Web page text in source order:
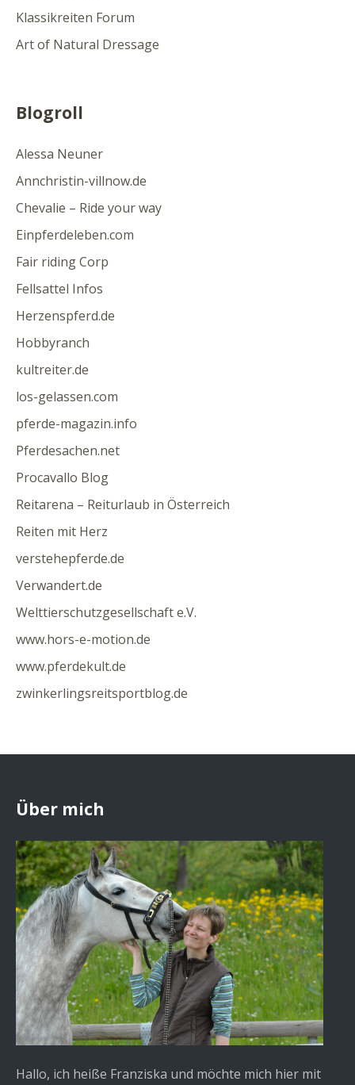
Klassikreiten Forum
Art of Natural Dressage
Blogroll
Alessa Neuner
Annchristin-villnow.de
Chevalie – Ride your way
Einpferdeleben.com
Fair riding Corp
Fellsattel Infos
Herzenspferd.de
Hobbyranch
kultreiter.de
los-gelassen.com
pferde-magazin.info
Pferdesachen.net
Procavallo Blog
Reitarena – Reiturlaub in Österreich
Reiten mit Herz
verstehepferde.de
Verwandert.de
Welttierschutzgesellschaft e.V.
www.hors-e-motion.de
www.pferdekult.de
zwinkerlingsreitsportblog.de
Über mich
Hallo, ich heiße Franziska und möchte mich hier mit